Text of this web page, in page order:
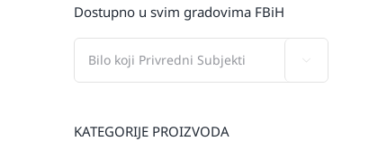
Dostupno u svim gradovima FBiH
KATEGORIJE PROIZVODA